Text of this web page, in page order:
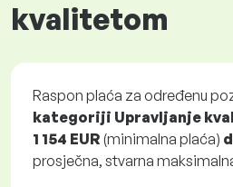
kvalitetom
Raspon plaća za određenu
kategoriji Upravljanje
1 154 EUR (minimalna plaća)
prosječna, stvarna